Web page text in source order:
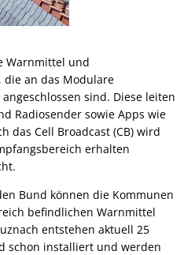
Warnmittel und
an das Modulare
angeschlossen sind. Diese leiten
Radiosender sowie Apps wie
das Cell Broadcast (CB) wird
erhalten
Bund können die Kommunen
befindlichen Warnmittel
entstehen aktuell 25
schon installiert und werden